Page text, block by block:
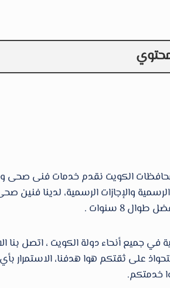
والإجازات الرسمية، لدينا
8 سنوات .
على ثقتكم هوا هدفنا، الاستمرار
خدمتكم.